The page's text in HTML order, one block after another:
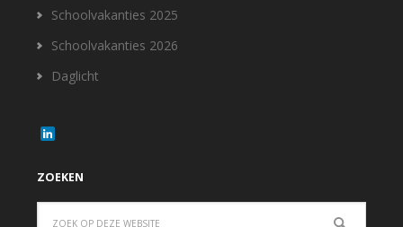
Schoolvakanties 2025
Schoolvakanties 2026
Daglicht
L
k
d
I
ZOEKEN